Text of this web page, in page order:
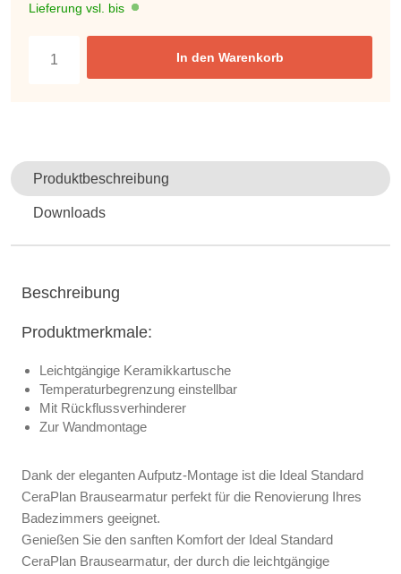
Lieferung vsl. bis
In den Warenkorb
Produktbeschreibung
Downloads
Beschreibung
Produktmerkmale:
Leichtgängige Keramikkartusche
Temperaturbegrenzung einstellbar
Mit Rückflussverhinderer
Zur Wandmontage
Dank der eleganten Aufputz-Montage ist die Ideal Standard
CeraPlan Brausearmatur perfekt für die Renovierung Ihres
Badezimmers geeignet.
Genießen Sie den sanften Komfort der Ideal Standard
CeraPlan Brausearmatur, der durch die leichtgängige